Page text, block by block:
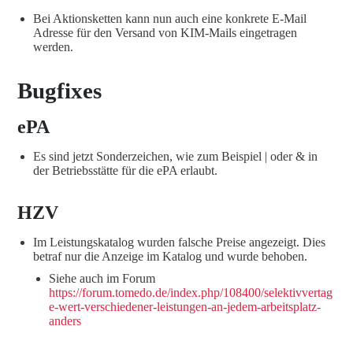
Bei Aktionsketten kann nun auch eine konkrete E-Mail
Adresse für den Versand von KIM-Mails eingetragen
werden.
Bugfixes
ePA
Es sind jetzt Sonderzeichen, wie zum Beispiel | oder & in
der Betriebsstätte für die ePA erlaubt.
HZV
Im Leistungskatalog wurden falsche Preise angezeigt. Dies
betraf nur die Anzeige im Katalog und wurde behoben.
Siehe auch im Forum
https://forum.tomedo.de/index.php/108400/selektivvertag
e-wert-verschiedener-leistungen-an-jedem-arbeitsplatz-
anders